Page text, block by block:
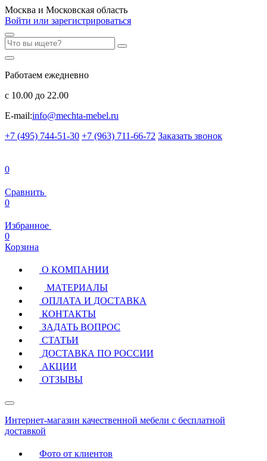
Москва и Московская область
Войти или зарегистрироваться
Работаем ежедневно
с 10.00 до 22.00
E-mail:info@mechta-mebel.ru
+7 (495) 744-51-30 +7 (963) 711-66-72 Заказать звонок
0
Сравнить
0
Избранное
0
Корзина
О КОМПАНИИ
МАТЕРИАЛЫ
ОПЛАТА И ДОСТАВКА
КОНТАКТЫ
ЗАДАТЬ ВОПРОС
СТАТЬИ
ДОСТАВКА ПО РОССИИ
АКЦИИ
ОТЗЫВЫ
Интернет-магазин качественной мебели с бесплатной
доставкой
Фото от клиентов